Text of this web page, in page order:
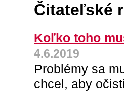
Čitateľské
Koľko toho
4.6.2019
Problémy sa
chcel, aby